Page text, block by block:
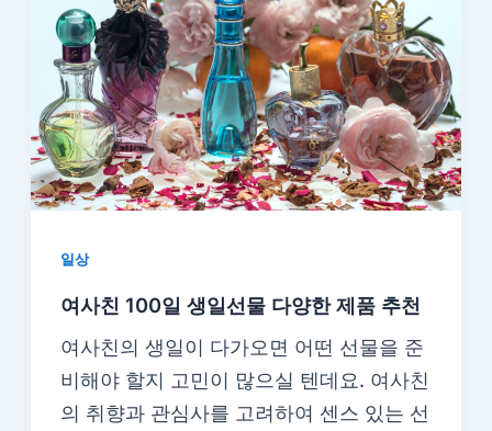
일상
여사친 100일 생일선물 다양한 제품 추천
여사친의 생일이 다가오면 어떤 선물을 준
비해야 할지 고민이 많으실 텐데요. 여사친
의 취향과 관심사를 고려하여 센스 있는 선